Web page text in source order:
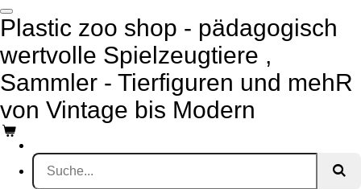
Zum
Hauptinhalt
Plastic zoo shop - pädagogisch
wertvolle Spielzeugtiere ,
Sammler - Tierfiguren und mehR
von Vintage bis Modern